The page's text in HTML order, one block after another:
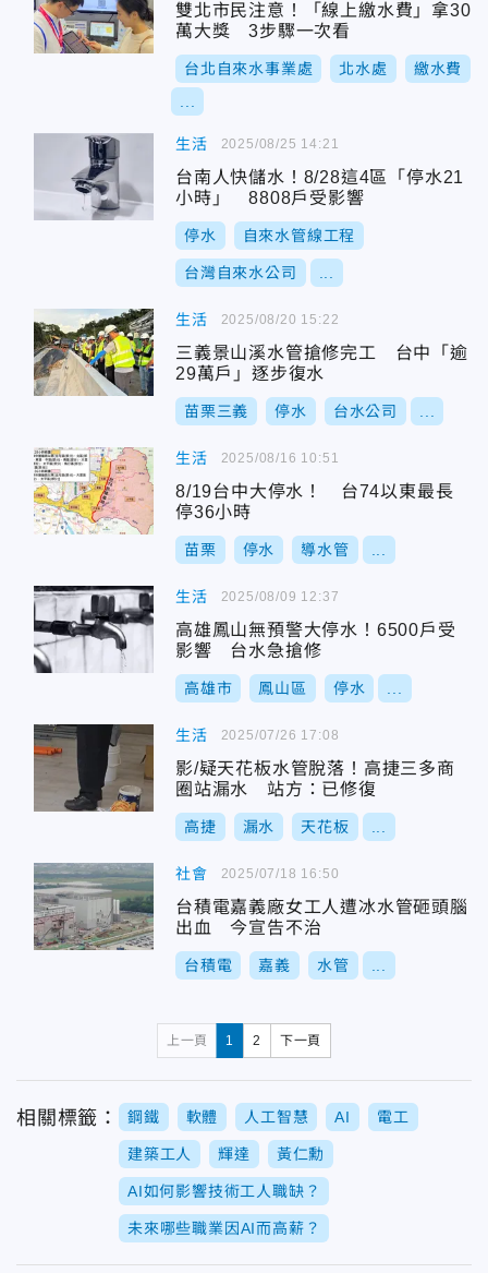
雙北市民注意！「線上繳水費」拿30
萬大獎 3步驟一次看
台北自來水事業處 北水處 繳水費
生活
台南人快儲水！8/28這4區「停水21
小時」 8808戶受影響
停水 自來水管線工程
台灣自來水公司
2025/08/25 14:21
生活
三義景山溪水管搶修完工 台中「逾
29萬戶」逐步復水
苗栗三義 停水 台水公司
2025/08/20 15:22
生活
8/19台中大停水！ 台74以東最長
停36小時
苗栗 停水 導水管
2025/08/16 10:51
生活
高雄鳳山無預警大停水！6500戶受
影響 台水急搶修
高雄市 鳳山區 停水
2025/08/09 12:37
生活
影/疑天花板水管脫落！高捷三多商
圈站漏水 站方：已修復
高捷 漏水 天花板
2025/07/26 17:08
社會
台積電嘉義廠女工人遭冰水管砸頭腦
出血 今宣告不治
台積電 嘉義 水管
2025/07/18 16:50
上一頁 1 2 下一頁
相關標籤： 鋼鐵 軟體 人工智慧 AI 電工
建築工人 輝達 黃仁勳
AI如何影響技術工人職缺？
未來哪些職業因AI而高薪？